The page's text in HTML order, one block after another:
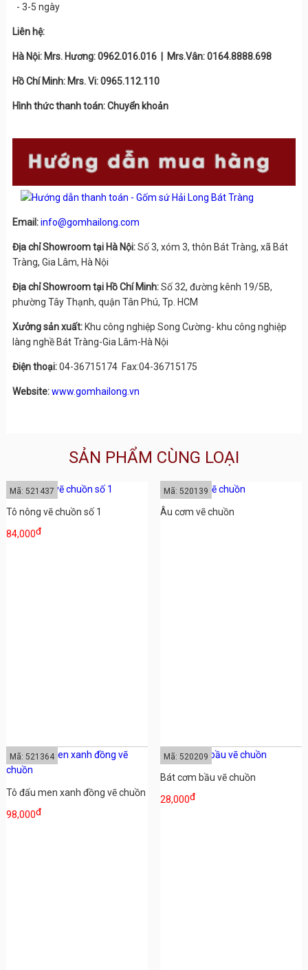
- 3-5 ngày
Liên hệ:
Hà Nội: Mrs. Hương: 0962.016.016 | Mrs.Vân: 0164.8888.698
Hồ Chí Minh: Mrs. Vi: 0965.112.110
Hình thức thanh toán: Chuyển khoản
Email: info@gomhailong.com
Địa chỉ Showroom tại Hà Nội:Số 3, xóm 3, thôn Bát Tràng, xã Bát
Tràng, Gia Lâm, Hà Nội
Địa chỉ Showroom tại Hồ Chí Minh:Số 32, đường kênh 19/5B,
phường Tây Thạnh, quận Tân Phú, Tp. HCM
Xưởng sản xuất:Khu công nghiệp Song Cường- khu công nghiệp
làng nghề Bát Tràng-Gia Lâm-Hà Nội
Điện thoại:04-36715174 Fax:04-36715175
Website: www.gomhailong.vn
SẢN PHẨM CÙNG LOẠI
Tô nông vẽ chuồn số 1
84,000đ
Mã: 521437
Âu cơm vẽ chuồn
Mã: 520139
Tô đấu men xanh đồng vẽ chuồn
98,000đ
Mã: 521364
Bát cơm bầu vẽ chuồn
28,000đ
Mã: 520209